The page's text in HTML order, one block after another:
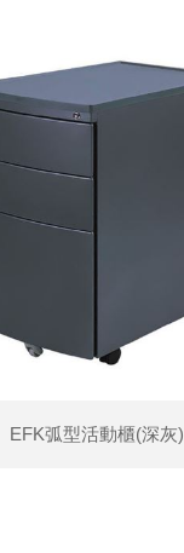
EFK弧型活動櫃(深灰)